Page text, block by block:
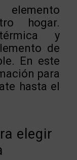
hogar.
y
de
En este
para
hasta el
elegir